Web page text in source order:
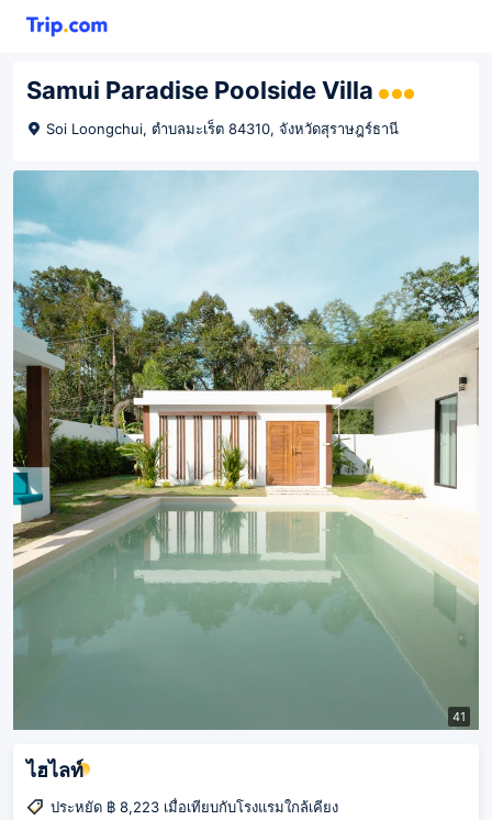
Samui Paradise Poolside Villa
Soi Loongchui, ตำบลมะเร็ต 84310, จังหวัดสุราษฎร์ธานี
41
ไฮไลท์
ประหยัด ฿ 8,223 เมื่อเทียบกับโรงแรมใกล้เคียง